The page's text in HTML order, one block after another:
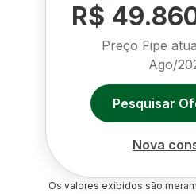
R$
Preço Fipe
Ago/
Pesquisar
Nova
Os valores exibidos são